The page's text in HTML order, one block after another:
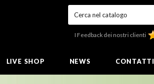
Cerca nel catalogo
I Feedback dei nostri clienti
LIVE SHOP NEWS CONTATTI